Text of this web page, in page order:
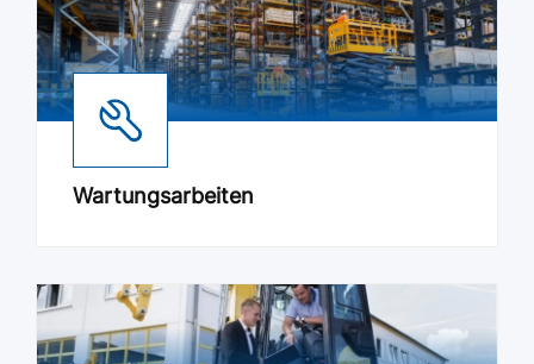
Wartungsarbeiten